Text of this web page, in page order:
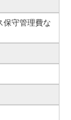
保守管理費な